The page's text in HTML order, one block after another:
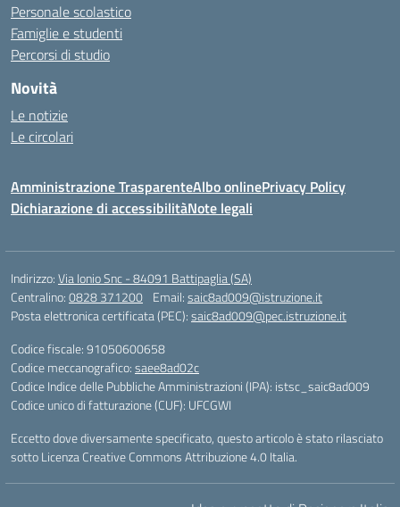
Personale scolastico
Famiglie e studenti
Percorsi di studio
Novità
Le notizie
Le circolari
Amministrazione TrasparenteAlbo onlinePrivacy Policy
Dichiarazione di accessibilitàNote legali
Indirizzo:Via Ionio Snc - 84091 Battipaglia (SA)
Centralino:0828 371200 Email:saic8ad009@istruzione.it
Posta elettronica certificata (PEC):saic8ad009@pec.istruzione.it
Codice fiscale: 91050600658
Codice meccanografico:saee8ad02c
Codice Indice delle Pubbliche Amministrazioni (IPA): istsc_saic8ad009
Codice unico di fatturazione (CUF): UFCGWI
Eccetto dove diversamente specificato, questo articolo è stato rilasciato
sotto Licenza Creative Commons Attribuzione 4.0 Italia.